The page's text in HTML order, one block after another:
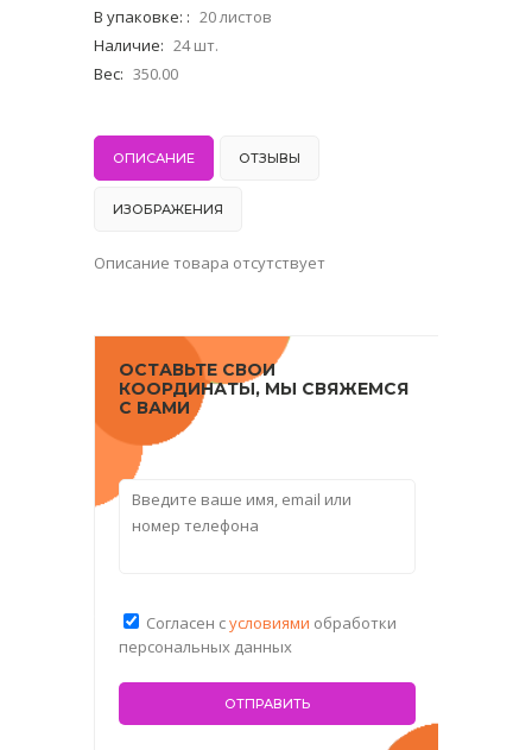
В упаковке: : 20 листов
Наличие: 24 шт.
Вес: 350.00
ОПИСАНИЕ ОТЗЫВЫ
ИЗОБРАЖЕНИЯ
Описание товара отсутствует
ОСТАВЬТЕ СВОИ
КООРДИНАТЫ, МЫ СВЯЖЕМСЯ
С ВАМИ
Согласен сусловиями обработки
персональных данных